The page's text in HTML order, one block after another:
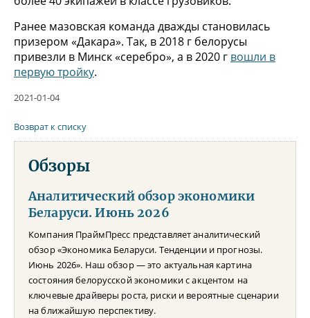
Ранее мазовская команда дважды становилась
призером «Дакара». Так, в 2018 г белорусы
привезли в Минск «серебро», а в 2020 г вошли в
первую тройку.
2021-01-04
Возврат к списку
Обзоры
Аналитический обзор экономики
Беларуси. Июнь 2026
Компания ПраймПресс представляет аналитический
обзор «Экономика Беларуси. Тенденции и прогнозы.
Июнь 2026». Наш обзор — это актуальная картина
состояния белорусской экономики с акцентом на
ключевые драйверы роста, риски и вероятные сценарии
на ближайшую перспективу.